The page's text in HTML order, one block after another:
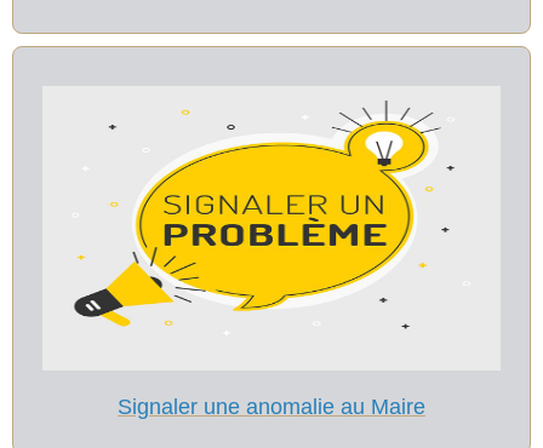
Signaler une anomalie au Maire